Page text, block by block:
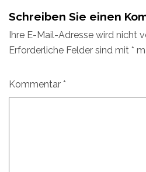
Schreiben Sie einen
Ihre E-Mail-Adresse wird nicht
Erforderliche Felder sind mit *
Kommentar *